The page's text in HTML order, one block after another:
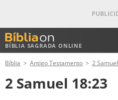
BÍBLIA SAGRADA ONLINE
ANTIGO TESTAMENTO
NOVO TESTAMENTO
Bíblia Antigo Testamento 2 Samuel
2 Samuel 18:23